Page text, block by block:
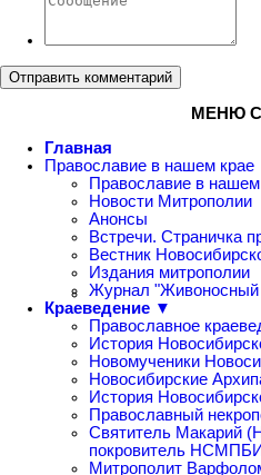
Отправить комментарий
МЕНЮ
Главная
Православие в нашем крае
Православие в нашем
Новости Митрополии
Анонсы
Встречи. Страничка
Вестник
Издания митрополии
Журнал "Живоносный
Краеведение ▼
Православное
История
Новомученики
Новосибирские
История
Православный
Святитель Макарий
покровитель НСМПБИ
Митрополит